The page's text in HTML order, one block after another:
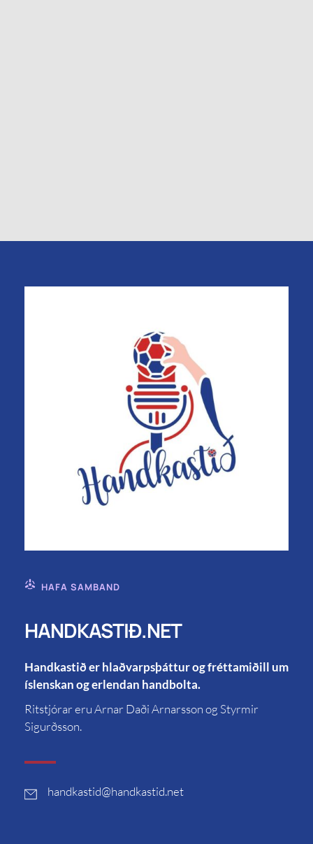
HAFA SAMBAND
HANDKASTIÐ.NET
Handkastið er hlaðvarpsþáttur og fréttamiðill um
íslenskan og erlendan handbolta.
Ritstjórar eru Arnar Daði Arnarsson og Styrmir
Sigurðsson.
handkastid@handkastid.net